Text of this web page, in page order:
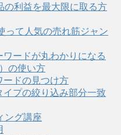
の利益を最大限に取る方
って人気の売れ筋ジャン
ワードが丸わかりになる
の使い方
ードの見つけ方
イプの絞り込み部分一致
ング講座